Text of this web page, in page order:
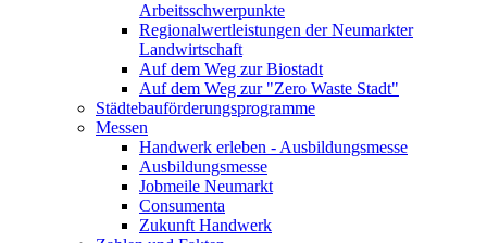
Arbeitsschwerpunkte
Regionalwertleistungen der Neumarkter
Landwirtschaft
Auf dem Weg zur Biostadt
Auf dem Weg zur "Zero Waste Stadt"
Städtebauförderungsprogramme
Messen
Handwerk erleben - Ausbildungsmesse
Ausbildungsmesse
Jobmeile Neumarkt
Consumenta
Zukunft Handwerk